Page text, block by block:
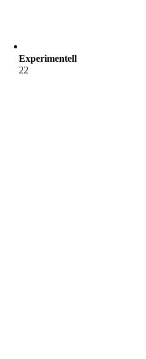
Experimentell
22